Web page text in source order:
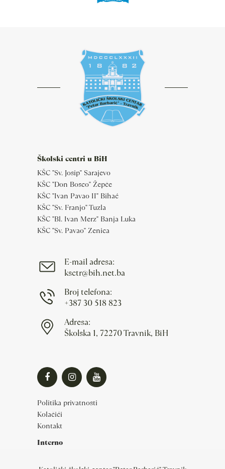
Školski centri u BiH
KŠC "Sv. Josip" Sarajevo
KŠC "Don Bosco" Žepče
KŠC "Ivan Pavao II" Bihać
KŠC "Sv. Franjo" Tuzla
KŠC "Bl. Ivan Merz" Banja Luka
KŠC "Sv. Pavao" Zenica
E-mail adresa:
ksctr@bih.net.ba
Broj telefona:
+387 30 518 823
Adresa:
Školska 1, 72270 Travnik, BiH
Politika privatnosti
Kolačići
Kontakt
Interno